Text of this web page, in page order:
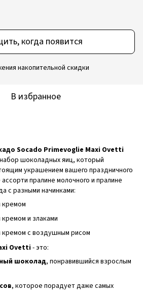
когда появится
накопительной скидки
В избранное
Socado Primevoglie Maxi Ovetti
шоколадных яиц, который
украшением вашего праздничного
пралине молочного и пралине
с разными начинками:
кремом
и злаками
кремом с воздушным рисом
Ovetti- это:
шоколад, понравившийся взрослым
, которое порадует даже самых